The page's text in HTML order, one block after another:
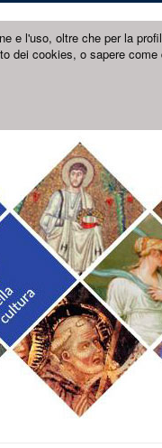
e l'uso, oltre che per la
dei cookies, o sapere